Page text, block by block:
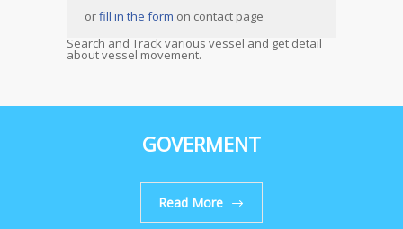
orfill in the form on contact page
Search and Track various vessel and get detail
about vessel movement.
GOVERMENT
Read More